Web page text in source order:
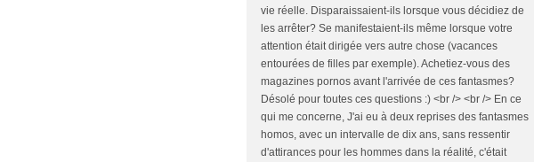
vie réelle. Disparaissaient-ils lorsque vous décidiez de
les arrêter? Se manifestaient-ils même lorsque votre
attention était dirigée vers autre chose (vacances
entourées de filles par exemple). Achetiez-vous des
magazines pornos avant l'arrivée de ces fantasmes?
Désolé pour toutes ces questions :) <br /> <br /> En ce
qui me concerne, J'ai eu à deux reprises des fantasmes
homos, avec un intervalle de dix ans, sans ressentir
d'attirances pour les hommes dans la réalité, c'était